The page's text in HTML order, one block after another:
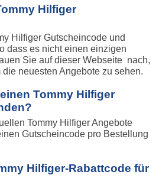
Hilfiger
Hilfiger Gutscheincode und
dass es nicht einen einzigen
Sie auf dieser Webseite nach,
neuesten Angebote zu sehen.
Tommy Hilfiger
Tommy Hilfiger Angebote
Gutscheincode pro Bestellung
Hilfiger-Rabattcode für